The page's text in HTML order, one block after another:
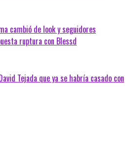
cambió de look y seguidores
ruptura con Blessd
Tejada que ya se habría casado con